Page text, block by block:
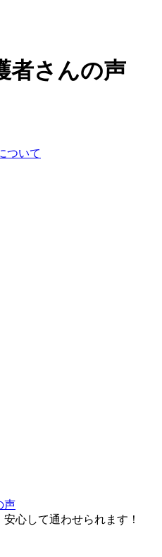
者さんの声
ついて
声
安心して通わせられます！